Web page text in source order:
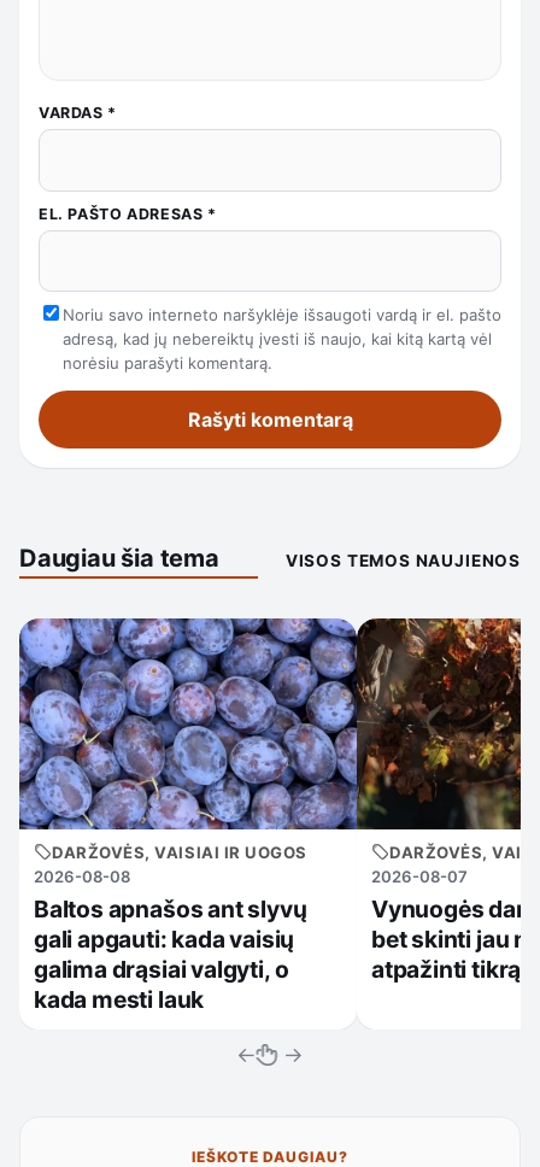
VARDAS *
EL. PAŠTO ADRESAS *
Noriu savo interneto naršyklėje išsaugoti vardą ir el. pašto
adresą, kad jų nebereiktų įvesti iš naujo, kai kitą kartą vėl
norėsiu parašyti komentarą.
Daugiau šia tema VISOS TEMOS NAUJIENOS
DARŽOVĖS, VAISIAI IR UOGOS
2026-08-08
Baltos apnašos ant slyvų
gali apgauti: kada vaisių
galima drąsiai valgyti, o
kada mesti lauk
DARŽOVĖS,
2026-08-07
Vynuogės dar
bet skinti jau
atpažinti tikrą
← →
IEŠKOTE DAUGIAU?